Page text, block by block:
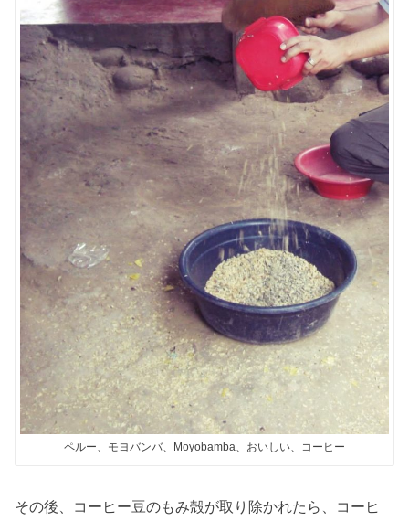
ペルー、モヨバンバ、Moyobamba、おいしい、コーヒー
その後、コーヒー豆のもみ殻が取り除かれたら、コーヒ